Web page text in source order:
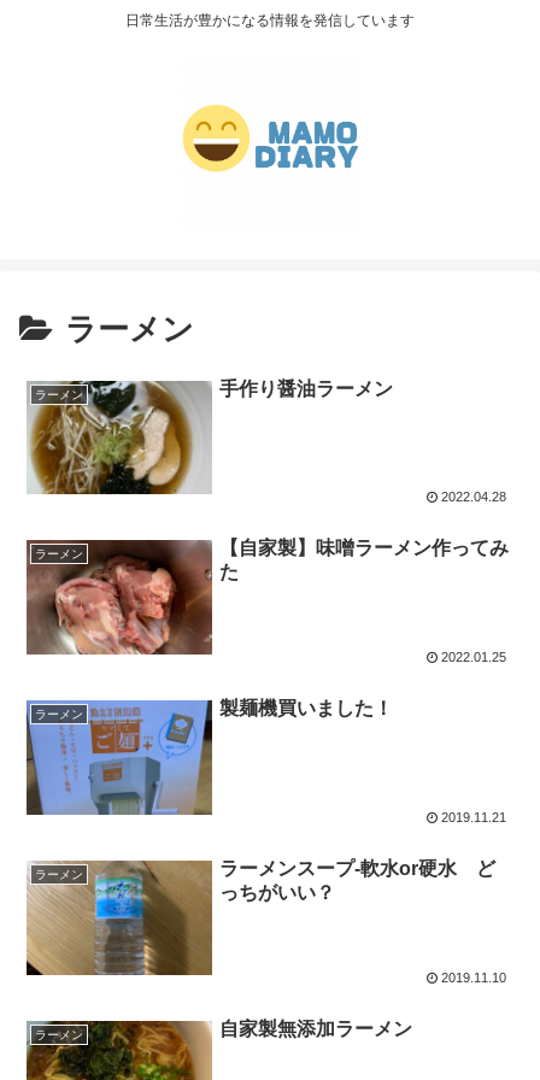
日常生活が豊かになる情報を発信しています
ラーメン
ラーメン 手作り醤油ラーメン
2022.04.28
ラーメン
【自家製】味噌ラーメン作ってみ
た
2022.01.25
ラーメン 製麺機買いました！
2019.11.21
ラーメン
ラーメンスープ-軟水or硬水 ど
っちがいい？
2019.11.10
ラーメン 自家製無添加ラーメン